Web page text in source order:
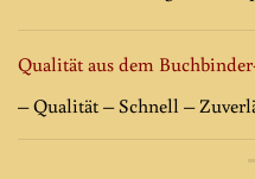
Qualität aus dem
– Qualität – Schnell –